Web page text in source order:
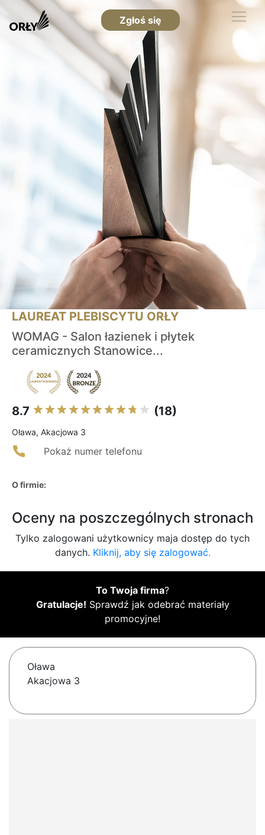
Zgłoś się
LAUREAT PLEBISCYTU ORŁY
WOMAG - Salon łazienek i płytek
ceramicznych Stanowice...
8.7 (18)
Oława, Akacjowa 3
Pokaż numer telefonu
O firmie:
Oceny na poszczególnych stronach
Tylko zalogowani użytkownicy maja dostęp do tych
danych. Kliknij, aby się zalogować.
To Twoja firma?
Gratulacje! Sprawdź jak odebrać materiały
promocyjne!
Oława
Akacjowa 3